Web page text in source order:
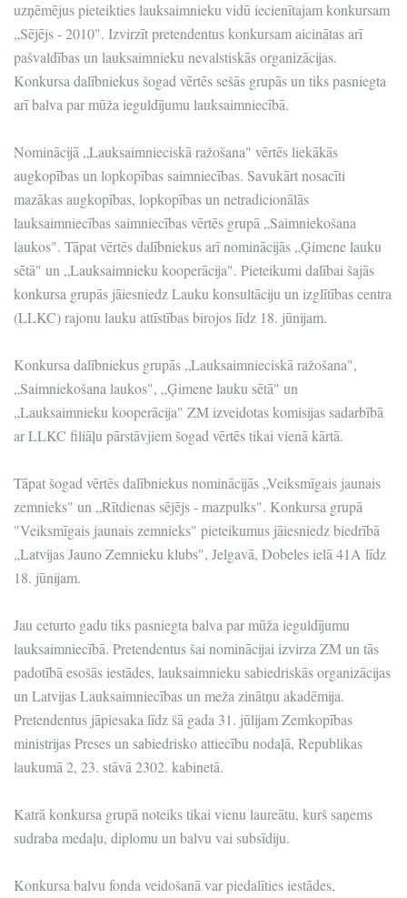
uzņēmējus pieteikties lauksaimnieku vidū iecienītajam konkursam
„Sējējs - 2010". Izvirzīt pretendentus konkursam aicinātas arī
pašvaldības un lauksaimnieku nevalstiskās organizācijas.
Konkursa dalībniekus šogad vērtēs sešās grupās un tiks pasniegta
arī balva par mūža ieguldījumu lauksaimniecībā.
Nominācijā „Lauksaimnieciskā ražošana" vērtēs liekākās
augkopības un lopkopības saimniecības. Savukārt nosacīti
mazākas augkopības, lopkopības un netradicionālās
lauksaimniecības saimniecības vērtēs grupā „Saimniekošana
laukos". Tāpat vērtēs dalībniekus arī nominācijās „Ģimene lauku
sētā" un „Lauksaimnieku kooperācija". Pieteikumi dalībai šajās
konkursa grupās jāiesniedz Lauku konsultāciju un izglītības centra
(LLKC) rajonu lauku attīstības birojos līdz 18. jūnijam.
Konkursa dalībniekus grupās „Lauksaimnieciskā ražošana",
„Saimniekošana laukos", „Ģimene lauku sētā" un
„Lauksaimnieku kooperācija" ZM izveidotas komisijas sadarbībā
ar LLKC filiāļu pārstāvjiem šogad vērtēs tikai vienā kārtā.
Tāpat šogad vērtēs dalībniekus nominācijās „Veiksmīgais jaunais
zemnieks" un „Rītdienas sējējs - mazpulks". Konkursa grupā
"Veiksmīgais jaunais zemnieks" pieteikumus jāiesniedz biedrībā
„Latvijas Jauno Zemnieku klubs", Jelgavā, Dobeles ielā 41A līdz
18. jūnijam.
Jau ceturto gadu tiks pasniegta balva par mūža ieguldījumu
lauksaimniecībā. Pretendentus šai nominācijai izvirza ZM un tās
padotībā esošās iestādes, lauksaimnieku sabiedriskās organizācijas
un Latvijas Lauksaimniecības un meža zinātņu akadēmija.
Pretendentus jāpiesaka līdz šā gada 31. jūlijam Zemkopības
ministrijas Preses un sabiedrisko attiecību nodaļā, Republikas
laukumā 2, 23. stāvā 2302. kabinetā.
Katrā konkursa grupā noteiks tikai vienu laureātu, kurš saņems
sudraba medaļu, diplomu un balvu vai subsīdiju.
Konkursa balvu fonda veidošanā var piedalīties iestādes,